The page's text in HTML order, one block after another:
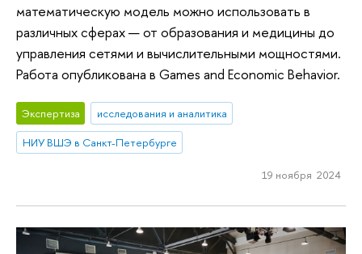
математическую модель можно использовать в
различных сферах — от образования и медицины до
управления сетями и вычислительными мощностями.
Работа опубликована в Games and Economic Behavior.
Экспертиза
исследования и аналитика
НИУ ВШЭ в Санкт-Петербурге
19 ноября 2024